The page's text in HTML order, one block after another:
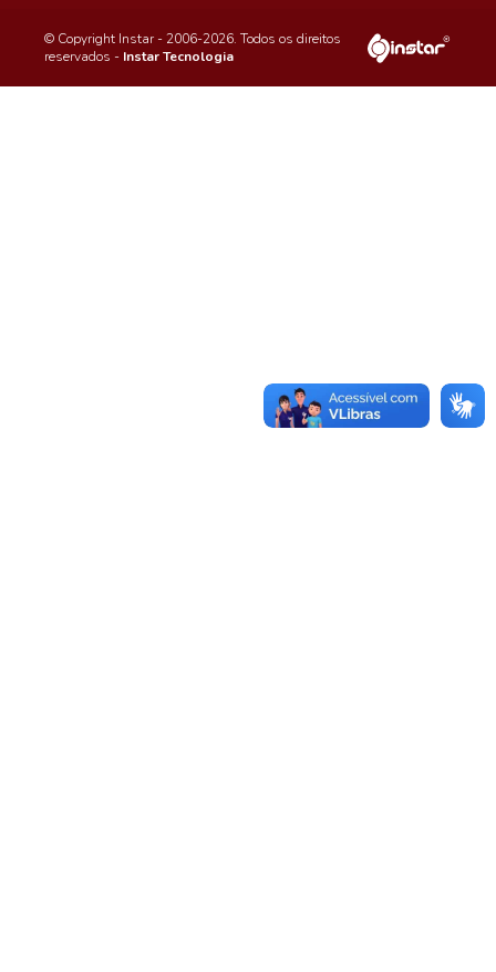
© Copyright Instar - 2006-2026. Todos os direitos
reservados - Instar Tecnologia